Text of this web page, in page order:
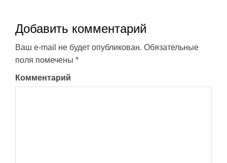
Добавить комментарий
Ваш e-mail не будет опубликован. Обязательные
поля помечены *
Комментарий